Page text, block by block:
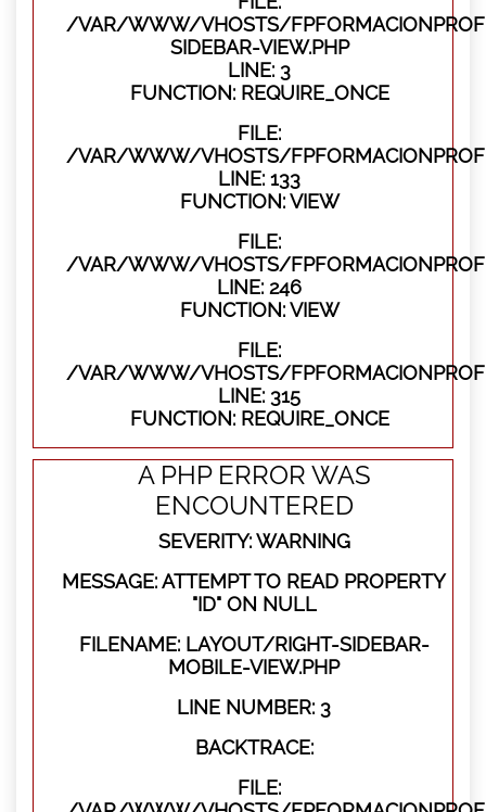
/VAR/WWW/VHOSTS/
SIDEBAR-VIEW.PHP
LINE: 3
FUNCTION: REQUIRE_ONCE
FILE:
/VAR/WWW/VHOSTS/
LINE: 133
FUNCTION: VIEW
FILE:
/VAR/WWW/VHOSTS/
LINE: 246
FUNCTION: VIEW
FILE:
/VAR/WWW/VHOSTS/
LINE: 315
FUNCTION: REQUIRE_ONCE
A PHP ERROR WAS
ENCOUNTERED
SEVERITY: WARNING
MESSAGE: ATTEMPT TO READ PROPERTY
"ID" ON NULL
FILENAME: LAYOUT/RIGHT-SIDEBAR-
MOBILE-VIEW.PHP
LINE NUMBER: 3
BACKTRACE:
FILE: